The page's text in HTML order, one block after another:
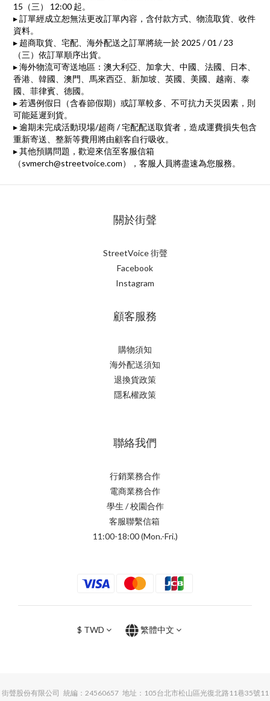
15（三） 12:00 起。
▸ 訂單經成立恕無法更改訂單內容，含付款方式、物流取貨、收件
資料。
▸ 超商取貨、宅配、海外配送之訂單將統一於 2025 / 01 / 23
（三）依訂單順序出貨。
▸ 海外物流可寄送地區：澳大利亞、加拿大、中國、法國、日本、
香港、韓國、澳門、馬來西亞、新加坡、英國、美國、越南、泰
國、菲律賓、德國。
▸ 若遇例假日（含春節假期）或訂單較多、不可抗力天災因素，則
可能延遲到貨。
▸ 逾期未完成活動現場/超商 / 宅配配送取貨者，造成運費損失包含
重新寄送、整新等費用將由顧客自行吸收。
▸ 其他預購問題，歡迎來信至客服信箱
（svmerch@streetvoice.com），客服人員將盡速為您服務。
關於街聲
StreetVoice 街聲
Facebook
Instagram
顧客服務
購物須知
海外配送須知
退換貨政策
隱私權政策
聯絡我們
行銷業務合作
電商業務合作
學生 / 校園合作
客服聯繫信箱
11:00-18:00 (Mon.-Fri.)
$ TWD 繁體中文
街聲股份有限公司 統編：24560657 地址：105台北市松山區光復北路11巷35號11